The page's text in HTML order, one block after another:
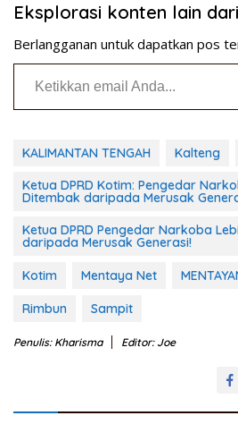
Eksplorasi konten lain
Berlangganan untuk dapatkan pos
Ketikkan email Anda...
KALIMANTAN TENGAH Kalteng
Ketua DPRD Kotim: Pengedar
Ditembak daripada Merusak
Ketua DPRD Pengedar Narkoba
daripada Merusak Generasi!
Kotim Mentaya Net
Rimbun Sampit
Penulis: Kharisma Editor: Joe